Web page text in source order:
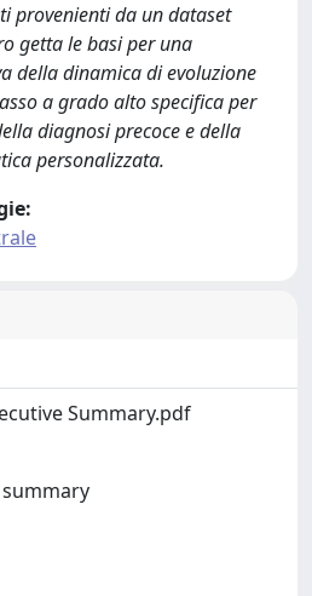
provenienti da un dataset
getta le basi per una
della dinamica di evoluzione
a grado alto specifica per
diagnosi precoce e della
personalizzata.
Summary.pdf